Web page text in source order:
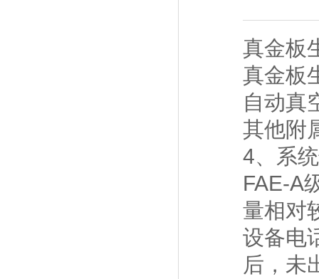
真金板
真金板
自动真
其他附
4、系
FAE-A
量相对
设备电
后，未